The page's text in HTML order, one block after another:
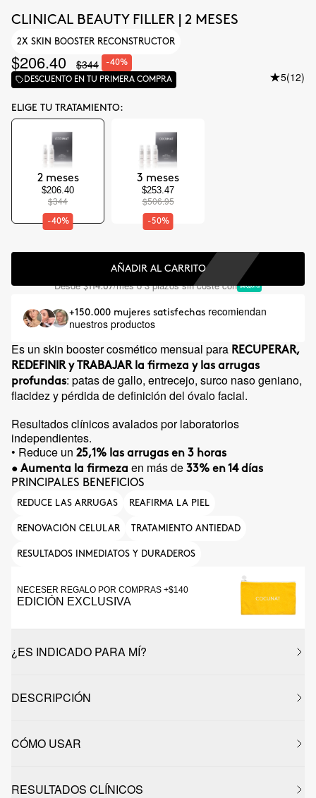
CLINICAL BEAUTY FILLER | 2 MESES
2X SKIN BOOSTER RECONSTRUCTOR
$206.40 $344 -40%
DESCUENTO EN TU PRIMERA COMPRA 5(12)
ELIGE TU TRATAMIENTO:
2 meses
$206.40
$344
-40%
3 meses
$253.47
$506.95
-50%
AÑADIR AL CARRITO
Desde$114.67/mes o 3 plazos sin coste con
+150.000 mujeres satisfechas recomiendan
nuestros productos
Es un skin booster cosmético mensual para RECUPERAR,
REDEFINIR y TRABAJAR la firmeza y las arrugas
profundas: patas de gallo, entrecejo, surco naso geniano,
flacidez y pérdida de definición del óvalo facial.
Resultados clínicos avalados por laboratorios
independientes.
• Reduce un 25,1% las arrugas en 3 horas
• Aumenta la firmeza en más de 33% en 14 días
PRINCIPALES BENEFICIOS
REDUCE LAS ARRUGAS REAFIRMA LA PIEL
RENOVACIÓN CELULAR TRATAMIENTO ANTIEDAD
RESULTADOS INMEDIATOS Y DURADEROS
NECESER REGALO POR COMPRAS +$140
EDICIÓN EXCLUSIVA
¿ES INDICADO PARA MÍ?
DESCRIPCIÓN
CÓMO USAR
RESULTADOS CLÍNICOS